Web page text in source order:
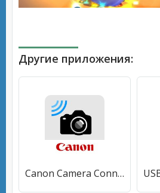
Другие приложения:
Canon Camera Connect